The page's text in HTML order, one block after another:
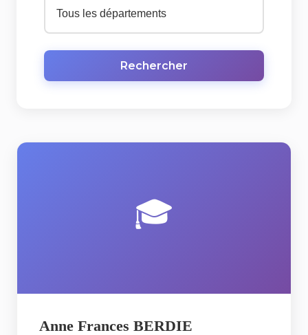
Rechercher
🎓
Anne Frances BERDIE